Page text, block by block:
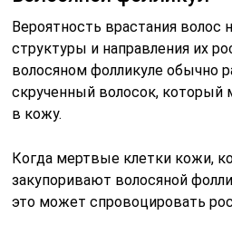
Вероятность врастания волос
структуры и направления их
волосяном фолликуле обычно
скрученный волосок, который
в кожу.
Когда мертвые клетки кожи,
закупоривают волосяной
это может спровоцировать